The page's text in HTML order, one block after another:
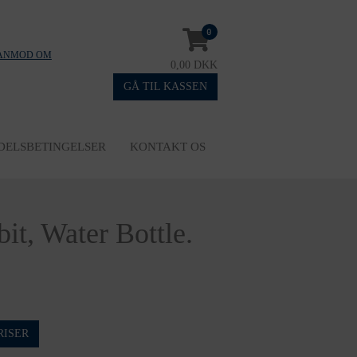
OM
0
0,00 DKK
GÅ TIL KASSEN
KONTAKT OS
Water Bottle.